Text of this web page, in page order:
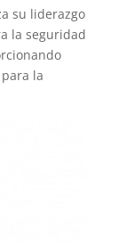
su liderazgo
la seguridad
la